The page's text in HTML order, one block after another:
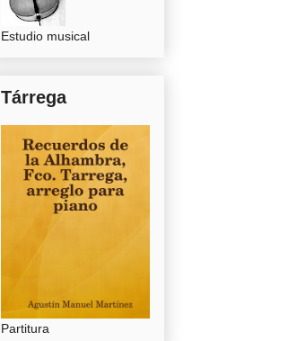
Estudio musical
Tárrega
Partitura